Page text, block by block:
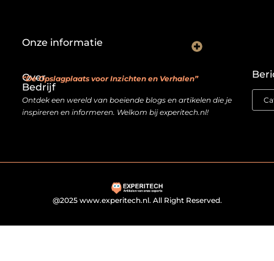
Over
Bedrijf
“De Opslagplaats voor Inzichten en Verhalen”
Ontdek een wereld van boeiende blogs en artikelen die je
inspireren en informeren. Welkom bij experitech.nl!
Onze informatie
@2025 www.experitech.nl. All Right Reserved.